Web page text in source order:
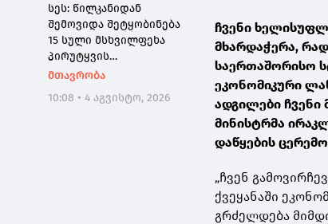
სეს: წილკანიდან
შემოვიდა შეტყობინება
15 სული მსხვილფეხა
პირუტყვის
ინტოქსიკაციის შესახებ -
ჯანმრთელობისთვის
მთავრობა
10:08 • 4 აგვისტო, 2026
ჩვენი
მხარდაჭერა,
საერთაშორისო
ეკონომიკური
ადგილები ჩვენი
მინისტრმა
დაწყების
„ჩვენ
ქვეყანაში
გრძელდება